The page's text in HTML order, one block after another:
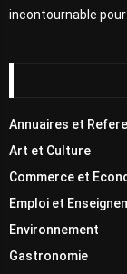
incontournable
Annuaires et
Art et Culture
Commerce et
Emploi et
Environnement
Gastronomie